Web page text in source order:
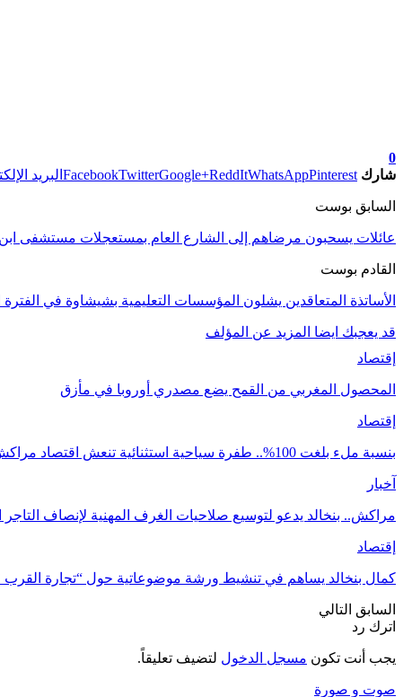
0
شارك
FacebookTwitterGoogle+ReddItWhatsAppPinterest البريد
السابق بوست
عائلات يسحبون مرضاهم إلى الشارع العام بمستعجلات مستشفى
القادم بوست
الأساتذة المتعاقدين يشلون المؤسسات التعليمية بشيشاوة في الفترة
قد يعجبك ايضا المزيد عن المؤلف
إقتصاد
المحصول المغربي من القمح يضع مصدري أوروبا في مأزق
إقتصاد
بنسبة ملء بلغت 100%.. طفرة سياحية استثنائية تنعش اقتصاد مراكش
آخبار
مراكش.. بنخالد يدعو لتوسيع صلاحيات الغرف المهنية لإنصاف
إقتصاد
كمال بنخالد يساهم في تنشيط ورشة موضوعاتية حول “تجارة
السابق التالي
اترك رد
يجب أنت تكون مسجل الدخول لتضيف تعليقاً.
صوت و صورة